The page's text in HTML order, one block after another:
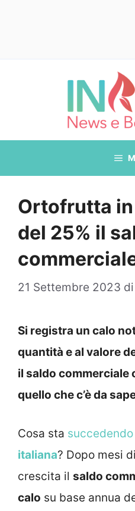
Ortofrutta
del 25% il
21 Settembre 2023 di
Si registra un calo
quantità e al valore
il saldo commerciale
quello che c’è da
Cosa sta succedendo
italiana? Dopo mesi
crescita il saldo
calo su base annua